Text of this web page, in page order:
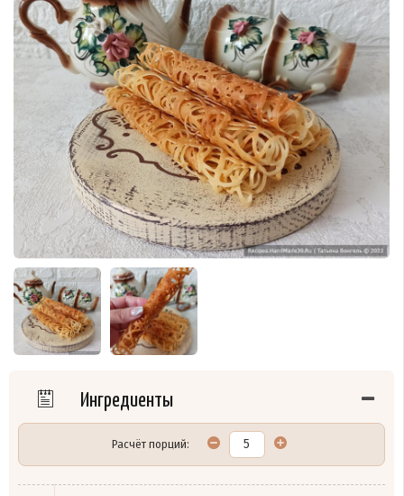
Ингредиенты
Расчёт порций: